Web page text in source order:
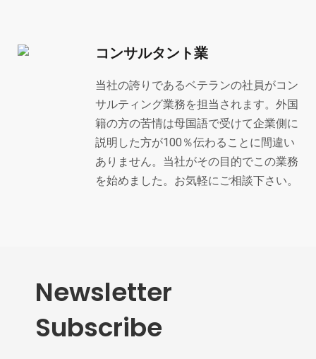
コンサルタント業
当社の誇りであるベテランの社員がコン
サルティング業務を担当されます。外国
籍の方の苦情は母国語で受けて企業側に
説明した方が100％伝わることに間違い
ありません。当社がその目的でこの業務
を始めました。お気軽にご相談下さい。
Newsletter
Subscribe